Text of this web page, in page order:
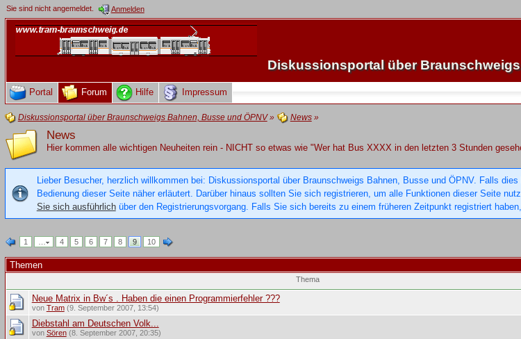
Sie sind nicht angemeldet. Anmelden
Diskussionsportal über
Portal Forum Hilfe Impressum
Diskussionsportal über Braunschweigs Bahnen, Busse und ÖPNV» News»
News
Hier kommen alle wichtigen Neuheiten rein - NICHT so etwas wie "Wer hat Bus XXXX in den letzten 3 Stunden
Lieber Besucher, herzlich willkommen bei: Diskussionsportal über Braunschweigs Bahnen, Busse und ÖPNV. Falls
Bedienung dieser Seite näher erläutert. Darüber hinaus sollten Sie sich registrieren, um alle Funktionen dieser Seite
Sie sich ausführlichüber den Registrierungsvorgang. Falls Sie sich bereits zu einem früheren Zeitpunkt registriert
1 … 4 5 6 7 8 9 10
Themen
Thema
Neue Matrix in Bw´s . Haben die einen Programmierfehler ???
von Tram(9. September 2007, 13:54)
Diebstahl am Deutschen Volk...
von Sören(8. September 2007, 20:35)